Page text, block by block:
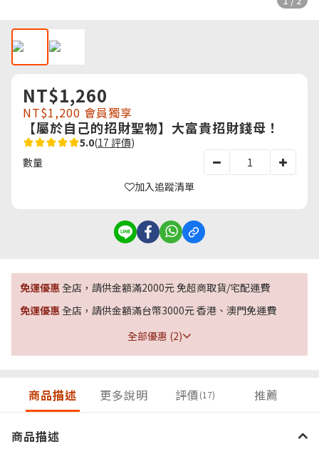
NT$1,260
NT$1,200 會員獨享
【屬於自己的招財聖物】大富貴招財錢母！
5.0(17 評價)
數量
加入追蹤清單
免運優惠全店，請供金額滿2000元 免超商取貨/宅配運費
免運優惠全店，請供金額滿台幣3000元 香港、澳門免運費
全部優惠 (2)
商品描述 更多說明 評價(17) 推薦
商品描述